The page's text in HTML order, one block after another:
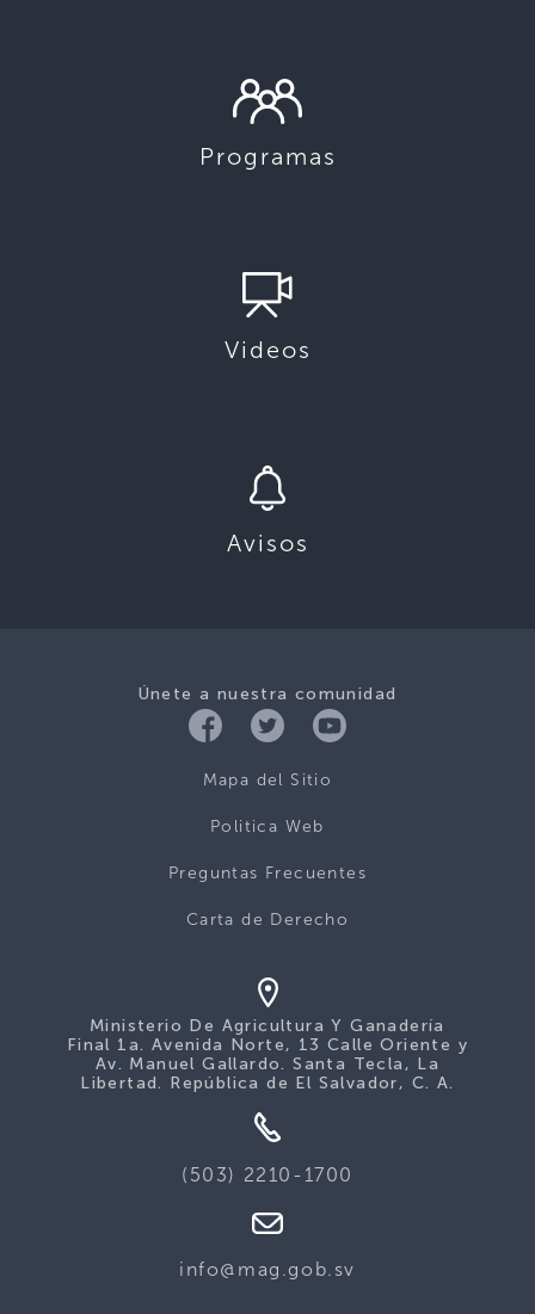
Programas
Videos
Avisos
Únete a nuestra comunidad
Mapa del Sitio
Politica Web
Preguntas Frecuentes
Carta de Derecho
Ministerio De Agricultura Y Ganadería
Final 1a. Avenida Norte, 13 Calle Oriente y
Av. Manuel Gallardo. Santa Tecla, La
Libertad. República de El Salvador, C. A.
(503) 2210-1700
info@mag.gob.sv